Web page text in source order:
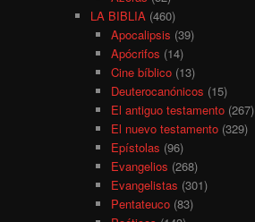
LA BIBLIA (460)
Apocalipsis (39)
Apócrifos (14)
Cine bíblico(13)
Deuterocanónicos (15)
El antiguo testamento(267)
El nuevo testamento(329)
Epístolas (96)
Evangelios (268)
Evangelistas (301)
Pentateuco(83)